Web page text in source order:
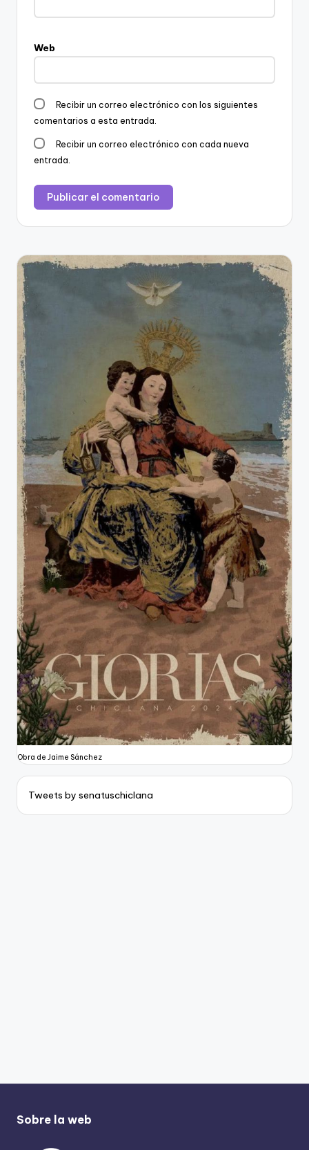
Web
Recibir un correo electrónico con los siguientes
comentarios a esta entrada.
Recibir un correo electrónico con cada nueva
entrada.
Obra de Jaime Sánchez
Tweets by senatuschiclana
Sobre la web